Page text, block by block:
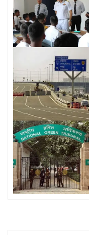
v
i
a
t
i
o
n